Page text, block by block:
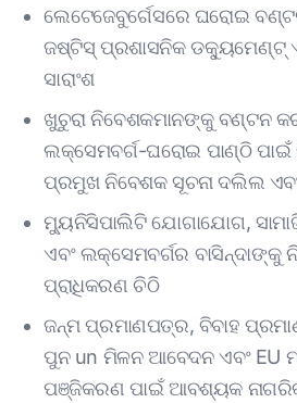
ଲେଟେଜେବୁର୍ଗେସରେ ଘରୋଇ
ଜଷ୍ଟିସ୍ ପ୍ରଶାସନିକ ଡକ୍ୟୁମେଣ୍ଟ୍
ସାରାଂଶ
ଖୁଚୁରା ନିବେଶକମାନଙ୍କୁ ବଣ୍ଟନ
ଲକ୍ସେମବର୍ଗ-ଘରୋଇ ପାଣ୍ଠି
ପ୍ରମୁଖ ନିବେଶକ ସୂଚନା ଦଲିଲ
ମ୍ୟୁନିସିପାଲିଟି ଯୋଗାଯୋଗ,
ଏବଂ ଲକ୍ସେମବର୍ଗର ବାସିନ୍ଦାଙ୍କୁ
ପ୍ରାଧିକରଣ ଚିଠି
ଜନ୍ମ ପ୍ରମାଣପତ୍ର, ବିବାହ
ପୁନ un ମିଳନ ଆବେଦନ ଏବଂ EU
ପଞ୍ଜିକରଣ ପାଇଁ ଆବଶ୍ୟକ